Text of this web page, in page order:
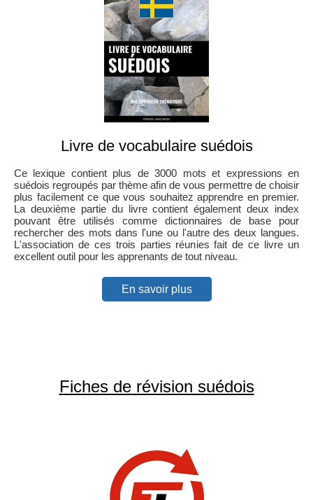
Livre de vocabulaire suédois
Ce lexique contient plus de 3000 mots et expressions en
suédois regroupés par thème afin de vous permettre de choisir
plus facilement ce que vous souhaitez apprendre en premier.
La deuxième partie du livre contient également deux index
pouvant être utilisés comme dictionnaires de base pour
rechercher des mots dans l'une ou l'autre des deux langues.
L'association de ces trois parties réunies fait de ce livre un
excellent outil pour les apprenants de tout niveau.
En savoir plus
Fiches de révision suédois